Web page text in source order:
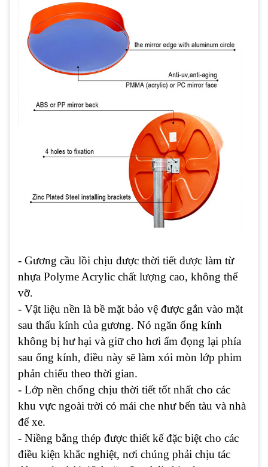
- Gương cầu lồi chịu được thời tiết được làm từ
nhựa Polyme Acrylic chất lượng cao, không thể
vỡ.
- Vật liệu nền là bề mặt bảo vệ được gắn vào mặt
sau thấu kính của gương. Nó ngăn ống kính
không bị hư hại và giữ cho hơi ẩm đọng lại phía
sau ống kính, điều này sẽ làm xói mòn lớp phim
phản chiếu theo thời gian.
- Lớp nền chống chịu thời tiết tốt nhất cho các
khu vực ngoài trời có mái che như bến tàu và nhà
để xe.
- Niềng bằng thép được thiết kế đặc biệt cho các
điều kiện khắc nghiệt, nơi chúng phải chịu tác